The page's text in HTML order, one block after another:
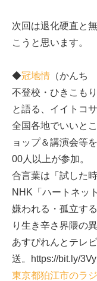
次回は退化硬直と
こうと思います。
◆冠地情 （かんち
不登校・ひきこも
と語る、イイトコ
全国各地でいいと
ョップ＆講演会等
00人以上が参加。
合言葉は「試した
NHK「ハートネッ
嫌われる・孤立す
り生き辛さ界隈の異
あすぴれんとテレ
送。https://bit.ly/
東京都狛江市のラ